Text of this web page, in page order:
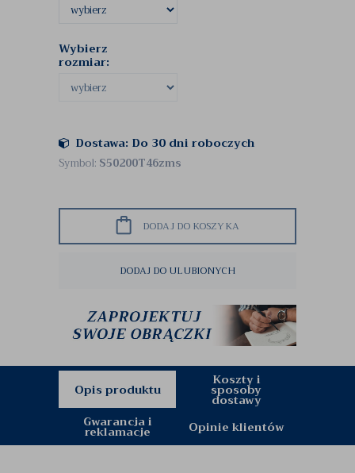
Wybierz
rozmiar:
Dostawa: Do 30 dni roboczych
Symbol: S50200T46zms
DODAJ DO KOSZYKA
DODAJ DO ULUBIONYCH
Opis produktu
Koszty i
sposoby
dostawy
Gwarancja i
reklamacje Opinie klientów